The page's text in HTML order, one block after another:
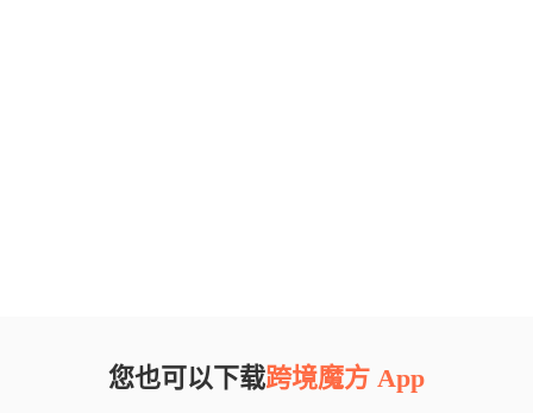
您也可以下载跨境魔方 App